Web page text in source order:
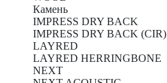
Камень
IMPRESS DRY BACK
IMPRESS DRY BACK (CIR)
LAYRED
LAYRED HERRINGBONE
NEXT